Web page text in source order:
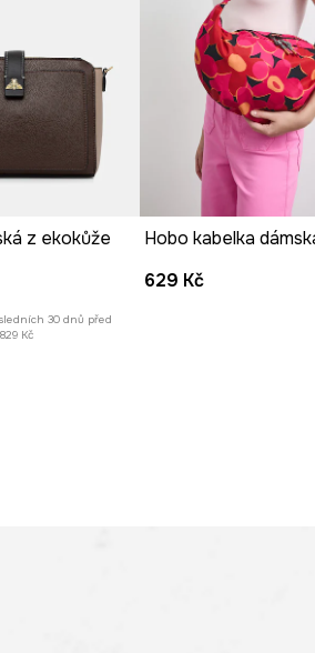
z ekokůže
30 dnů před
829 Kč
629 Kč